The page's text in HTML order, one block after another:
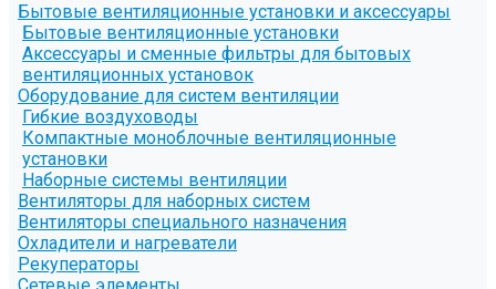
Бытовые вентиляционные установки и аксессуары
Бытовые вентиляционные установки
Аксессуары и сменные фильтры для бытовых
вентиляционных установок
Оборудование для систем вентиляции
Гибкие воздуховоды
Компактные моноблочные вентиляционные
установки
Наборные системы вентиляции
Вентиляторы для наборных систем
Вентиляторы специального назначения
Охладители и нагреватели
Рекуператоры